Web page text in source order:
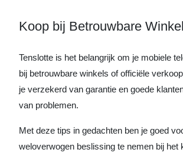
Koop bij Betrouwbare
Tenslotte is het belangrijk om je mobiele
bij betrouwbare winkels of officiële
je verzekerd van garantie en goede
van problemen.
Met deze tips in gedachten ben je goed
weloverwogen beslissing te nemen bij het